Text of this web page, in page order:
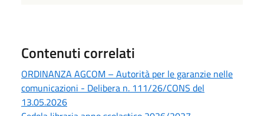
Contenuti correlati
ORDINANZA AGCOM – Autorità per le garanzie nelle
comunicazioni - Delibera n. 111/26/CONS del
13.05.2026